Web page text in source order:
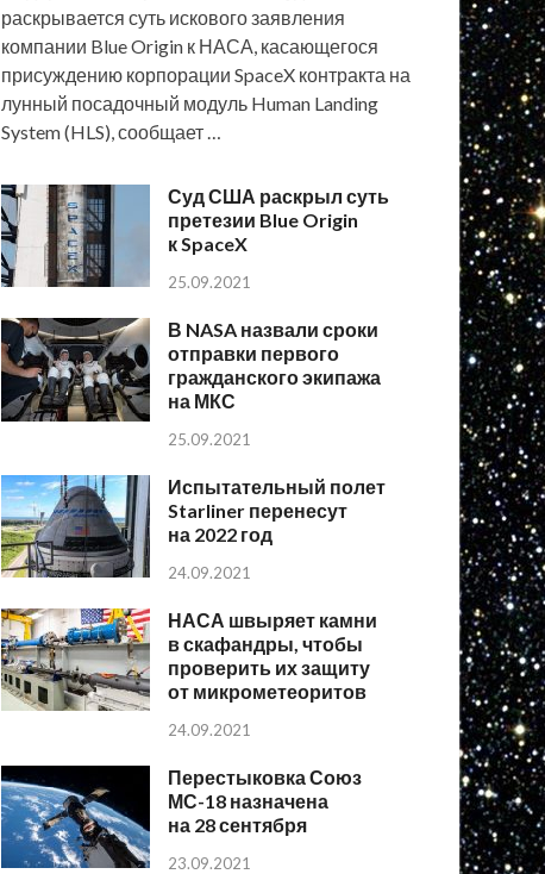
раскрывается суть искового заявления
компании Blue Origin к НАСА, касающегося
присуждению корпорации SpaceX контракта на
лунный посадочный модуль Human Landing
System (HLS), сообщает …
Суд США раскрыл суть
претезии Blue Origin
к SpaceX
25.09.2021
В NASA назвали сроки
отправки первого
гражданского экипажа
на МКС
25.09.2021
Испытательный полет
Starliner перенесут
на 2022 год
24.09.2021
НАСА швыряет камни
в скафандры, чтобы
проверить их защиту
от микрометеоритов
24.09.2021
Перестыковка Союз
МС-18 назначена
на 28 сентября
23.09.2021